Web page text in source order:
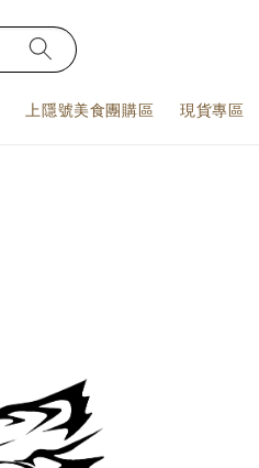
上隱號美食團購區 現貨專區